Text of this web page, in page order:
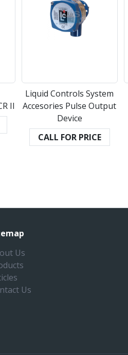
II
Liquid Controls System
Accesories Pulse Output
Device
CALL FOR PRICE
Us
Us